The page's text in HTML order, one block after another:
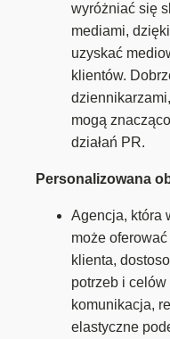
wyróżniać się
mediami,
uzyskać
klientów.
mogą
działań PR.
Personalizowana
Agencja, która
może
klienta,
potrzeb i
komunikacja,
elastyczne